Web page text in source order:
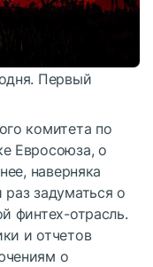
Первый
комитета по
Евросоюза, о
наверняка
задуматься о
финтех-отрасль.
и отчетов
о